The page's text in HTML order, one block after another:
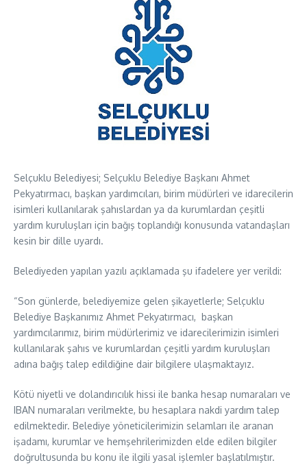
Selçuklu Belediyesi; Selçuklu Belediye Başkanı Ahmet
Pekyatırmacı, başkan yardımcıları, birim müdürleri ve idarecilerin
isimleri kullanılarak şahıslardan ya da kurumlardan çeşitli
yardım kuruluşları için bağış toplandığı konusunda vatandaşları
kesin bir dille uyardı.
Belediyeden yapılan yazılı açıklamada şu ifadelere yer verildi:
“Son günlerde, belediyemize gelen şikayetlerle; Selçuklu
Belediye Başkanımız Ahmet Pekyatırmacı, başkan
yardımcılarımız, birim müdürlerimiz ve idarecilerimizin isimleri
kullanılarak şahıs ve kurumlardan çeşitli yardım kuruluşları
adına bağış talep edildiğine dair bilgilere ulaşmaktayız.
Kötü niyetli ve dolandırıcılık hissi ile banka hesap numaraları ve
IBAN numaraları verilmekte, bu hesaplara nakdi yardım talep
edilmektedir. Belediye yöneticilerimizin selamları ile aranan
işadamı, kurumlar ve hemşehrilerimizden elde edilen bilgiler
doğrultusunda bu konu ile ilgili yasal işlemler başlatılmıştır.